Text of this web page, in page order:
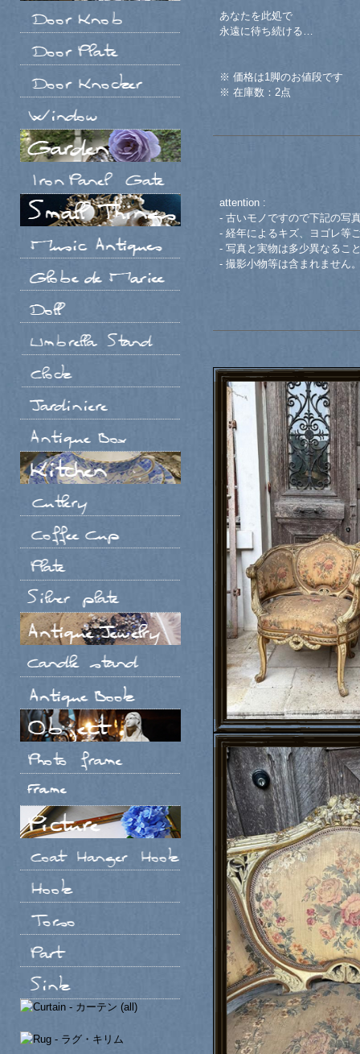
あなたを此処で
永遠に待ち続ける…
※ 価格は1脚のお値段です
※ 在庫数：2点
attention :
- 古いモノですので下記の写
- 経年によるキズ、ヨゴレ等
- 写真と実物は多少異なるこ
- 撮影小物等は含まれません